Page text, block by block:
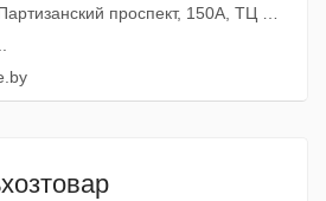
проспект, 150А, ТЦ МОМО, эт. 2